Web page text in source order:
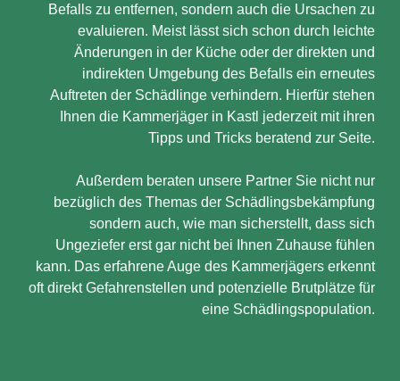
Befalls zu entfernen, sondern auch die Ursachen zu
evaluieren. Meist lässt sich schon durch leichte
Änderungen in der Küche oder der direkten und
indirekten Umgebung des Befalls ein erneutes
Auftreten der Schädlinge verhindern. Hierfür stehen
Ihnen die Kammerjäger in Kastl jederzeit mit ihren
Tipps und Tricks beratend zur Seite.
Außerdem beraten unsere Partner Sie nicht nur
bezüglich des Themas der Schädlingsbekämpfung
sondern auch, wie man sicherstellt, dass sich
Ungeziefer erst gar nicht bei Ihnen Zuhause fühlen
kann. Das erfahrene Auge des Kammerjägers erkennt
oft direkt Gefahrenstellen und potenzielle Brutplätze für
eine Schädlingspopulation.